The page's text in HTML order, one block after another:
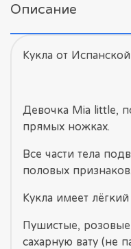
Описание
Кукла от
Девочка Mia little,
прямых ножках.
Все части тела
половых признаков.
Кукла имеет
Пушистые,
сахарную вату (не